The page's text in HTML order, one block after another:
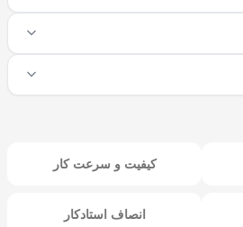
کیفیت و سرعت کار
انصاف استادکار